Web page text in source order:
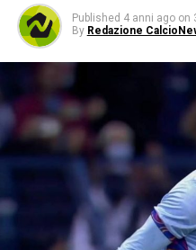
Published 4 anni ago on
By Redazione